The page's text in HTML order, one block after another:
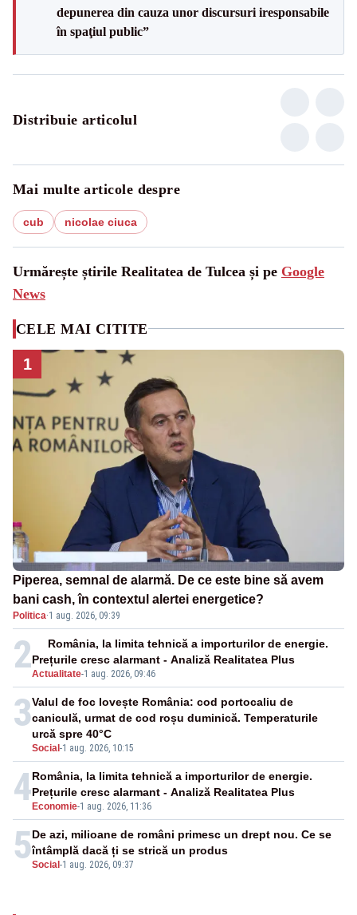
depunerea din cauza unor discursuri iresponsabile
în spaţiul public”
Distribuie articolul
Mai multe articole despre
cub nicolae ciuca
Urmărește știrile Realitatea de Tulcea și pe Google
News
CELE MAI CITITE
1
Piperea, semnal de alarmă. De ce este bine să avem
bani cash, în contextul alertei energetice?
Politica·1 aug. 2026, 09:39
2Actualitate-1 aug. 2026, 09:46
România, la limita tehnică a importurilor de energie.
Prețurile cresc alarmant - Analiză Realitatea Plus
3
Social -1 aug. 2026, 10:15
Valul de foc lovește România: cod portocaliu de
caniculă, urmat de cod roșu duminică. Temperaturile
urcă spre 40°C
4 Economie-1 aug. 2026, 11:36
România, la limita tehnică a importurilor de energie.
Prețurile cresc alarmant - Analiză Realitatea Plus
5Social -1 aug. 2026, 09:37
De azi, milioane de români primesc un drept nou. Ce se
întâmplă dacă ți se strică un produs